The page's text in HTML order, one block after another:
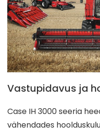
Vastupidavus ja
Case IH 3000 seeria
vähendades